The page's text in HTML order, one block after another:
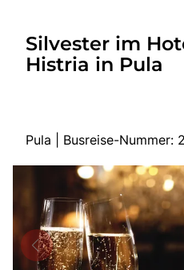
Highlights
Service
Busreisen
Bus mieten
Reisebüro
Silvester im
Histria in Pula
Pula | Busreise-Nummer: